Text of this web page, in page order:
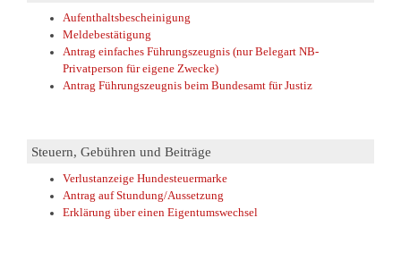
Aufenthaltsbescheinigung
Meldebestätigung
Antrag einfaches Führungszeugnis (nur Belegart NB-
Privatperson für eigene Zwecke)
Antrag Führungszeugnis beim Bundesamt für Justiz
Steuern, Gebühren und Beiträge
Verlustanzeige Hundesteuermarke
Antrag auf Stundung/Aussetzung
Erklärung über einen Eigentumswechsel